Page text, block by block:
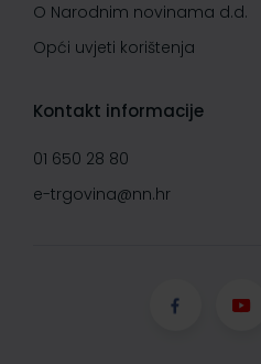
O Narodnim novinama d.d.
Opći uvjeti korištenja
Kontakt informacije
01 650 28 80
e-trgovina@nn.hr